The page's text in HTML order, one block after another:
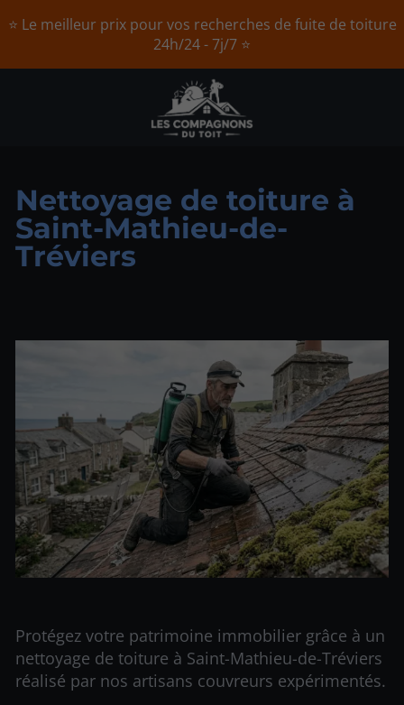
⭐ Le meilleur prix pour vos recherches de fuite de toiture
24h/24 - 7j/7 ⭐
Nettoyage de toiture à
Saint-Mathieu-de-
Tréviers
Protégez votre patrimoine immobilier grâce à un
nettoyage de toiture à Saint-Mathieu-de-Tréviers
réalisé par nos artisans couvreurs expérimentés.